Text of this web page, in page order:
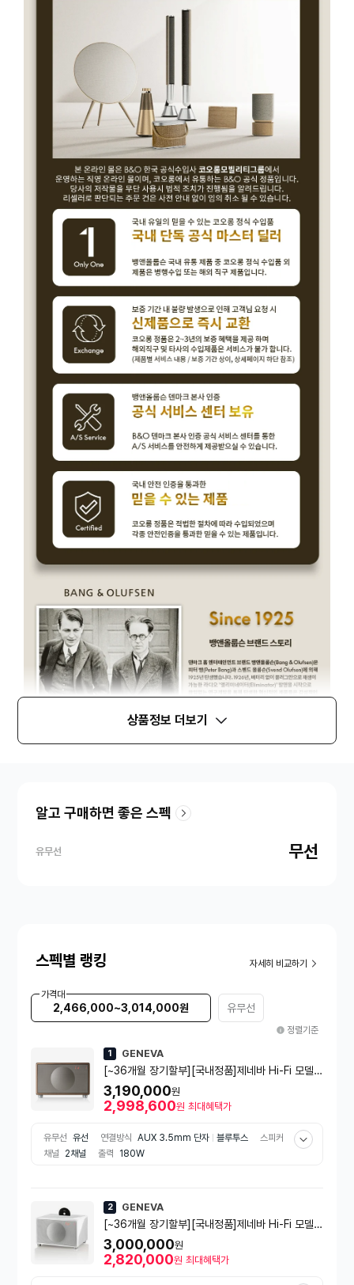
상품정보 더보기
알고 구매하면 좋은 스펙
유무선 무선
스펙별 랭킹 자세히 비교하기
가격대
2,466,000~3,014,000원 유무선
정렬기준
1 GENEVA
[~36개월 장기할부][국내정품]제네바 Hi-Fi 모델L
블루투스 스피커[월넛][MODEL L][스탠드 미포함]
3,190,000원
2,998,600원 최대혜택가
유무선 유선 연결방식 AUX 3.5mm 단자 블루투스
스피커
채널
2채널 출력 180W
2 GENEVA
[~36개월 장기할부][국내정품]제네바 Hi-Fi 모델L
블루투스 스피커[화이트][MODEL L][스탠드 미포
함]
3,000,000원
2,820,000원 최대혜택가